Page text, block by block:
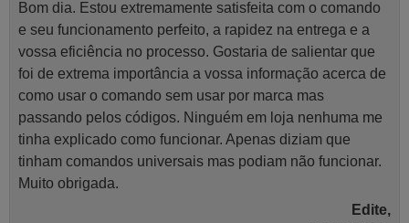
Bom dia. Estou extremamente satisfeita com o comando
e seu funcionamento perfeito, a rapidez na entrega e a
vossa eficiência no processo. Gostaria de salientar que
foi de extrema importância a vossa informação acerca de
como usar o comando sem usar por marca mas
passando pelos códigos. Ninguém em loja nenhuma me
tinha explicado como funcionar. Apenas diziam que
tinham comandos universais mas podiam não funcionar.
Muito obrigada.
Edite,